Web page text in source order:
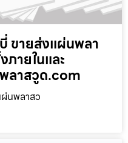
ขายส่งแผ่นพลา
ายในและ
ลาสวูด.com
นพลาสว